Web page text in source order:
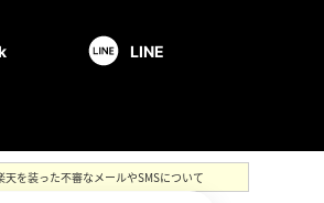
LINE
天を装った不審なメールやSMSについて